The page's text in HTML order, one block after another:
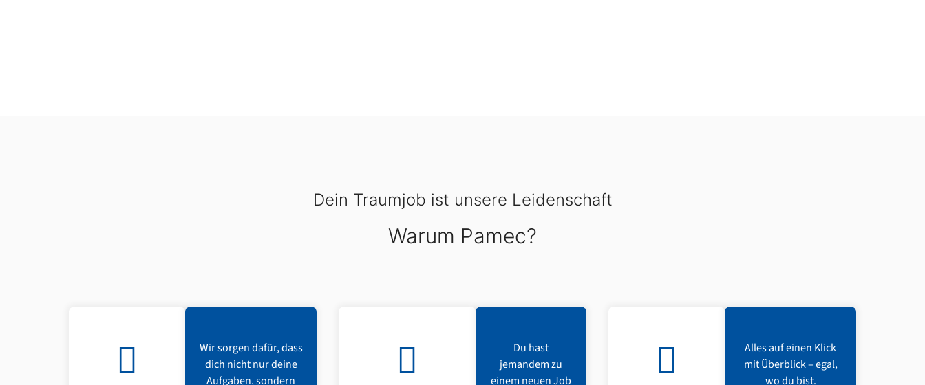
Dein Traumjob ist unsere Leidenschaft
Warum Pamec?
Wir sorgen dafür, dass
dich nicht nur deine
Aufgaben, sondern
Du hast
jemandem zu
einem neuen Job
Alles auf einen Klick
mit Überblick – egal,
wo du bist.